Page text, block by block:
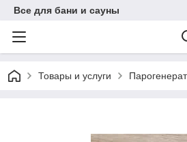
Все для бани и сауны
Товары и услуги